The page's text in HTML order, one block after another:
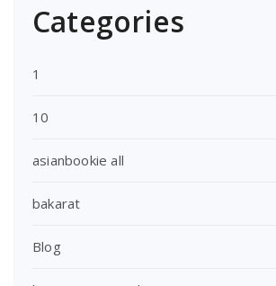
Categories
1
10
asianbookie all
bakarat
Blog